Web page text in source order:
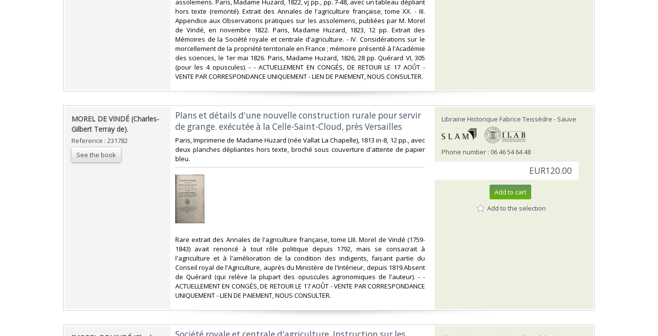
assolemens. Paris, Madame Huzard, 1822, vj pp., pp. 7-48, avec un tableau dépliant
hors texte (remonté). Extrait des Annales de l'agriculture française, tome XX. - III.
Appendice aux Observations pratiques sur les assolemens, publiées par M. Morel
de Vindé, en novembre 1822. Paris, Madame Huzard, 1823, 12 pp. Extrait des
Mémoires de la Société royale et centrale d'agriculture. - IV. Considérations sur le
morcellement de la propriété territoriale en France ; mémoire présenté à l'Académie
des sciences, le 1er mai 1826. Paris, Madame Huzard, 1826, 28 pp. Quérard VI, 305
(pour les 4 opuscules). - - ACTUELLEMENT EN CONGÉS, DE RETOUR LE 17 AOÛT -
VENTE PAR CORRESPONDANCE UNIQUEMENT - LIEN DE PAIEMENT, NOUS CONSULTER.‎
‎MOREL DE VINDÉ (Charles-
Gilbert Terray de).‎
Reference : 231782
See the book
‎Plans et détails d'une nouvelle construction rurale pour servir
de grange. exécutée à la Celle-Saint-Cloud, près Versailles‎
‎Paris, Imprimerie de Madame Huzard (née Vallat La Chapelle), 1813 in-8, 12 pp., avec
deux planches dépliantes hors texte, broché sous couverture d'attente de papier
bleu. ‎
‎Rare extrait des Annales de l'agriculture française, tome LIII. Morel de Vindé (1759-
1843) avait renoncé à tout rôle politique depuis 1792, mais se consacrait à
l'agriculture et à l'amélioration de la condition des indigents, faisant partie du
Conseil royal de l'Agriculture, auprès du Ministère de l'Intérieur, depuis 1819.Absent
de Quérard (qui relève la plupart des opuscules agronomiques de l'auteur). - -
ACTUELLEMENT EN CONGÉS, DE RETOUR LE 17 AOÛT - VENTE PAR CORRESPONDANCE
UNIQUEMENT - LIEN DE PAIEMENT, NOUS CONSULTER.‎
Librairie Historique Fabrice Teissèdre - Sauve
Phone number : 06 46 54 64 48
EUR120.00
Add to cart
Add to the selection